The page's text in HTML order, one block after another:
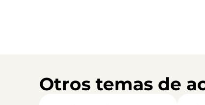
Otros temas de